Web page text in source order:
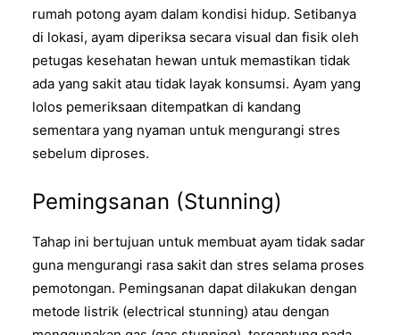
rumah potong ayam dalam kondisi hidup. Setibanya
di lokasi, ayam diperiksa secara visual dan fisik oleh
petugas kesehatan hewan untuk memastikan tidak
ada yang sakit atau tidak layak konsumsi. Ayam yang
lolos pemeriksaan ditempatkan di kandang
sementara yang nyaman untuk mengurangi stres
sebelum diproses.
Pemingsanan (Stunning)
Tahap ini bertujuan untuk membuat ayam tidak sadar
guna mengurangi rasa sakit dan stres selama proses
pemotongan. Pemingsanan dapat dilakukan dengan
metode listrik (electrical stunning) atau dengan